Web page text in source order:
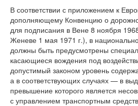
В соответствии с приложением к
дополняющему Конвенцию о
для подписания в Вене 8 ноября
Женеве 1 мая 1971 г.), в
должны быть предусмотрены
касающиеся вождения под
допустимый законом уровень
а в соответствующих случаях — в
превышение которого является
с управлением транспортным